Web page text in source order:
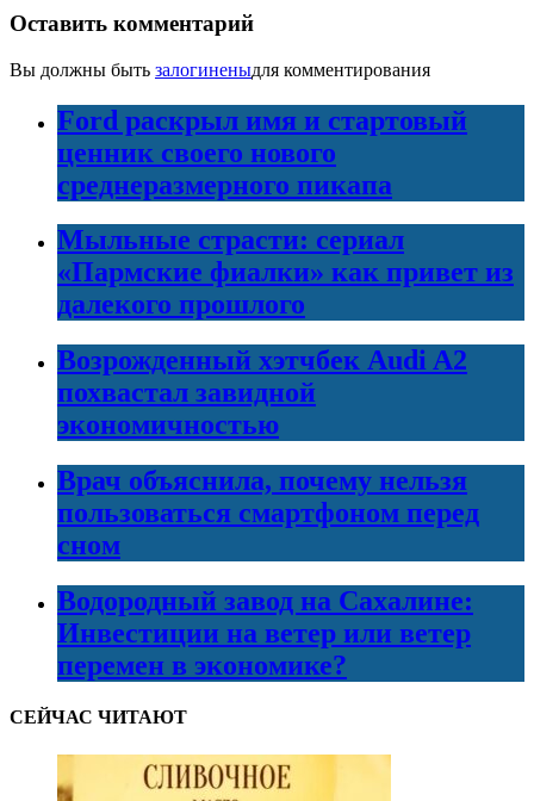
Оставить комментарий
Вы должны быть залогиненыдля комментирования
Ford раскрыл имя и стартовый
ценник своего нового
среднеразмерного пикапа
Мыльные страсти: сериал
«Пармские фиалки» как привет из
далекого прошлого
Возрожденный хэтчбек Audi A2
похвастал завидной
экономичностью
Врач объяснила, почему нельзя
пользоваться смартфоном перед
сном
Водородный завод на Сахалине:
Инвестиции на ветер или ветер
перемен в экономике?
СЕЙЧАС ЧИТАЮТ